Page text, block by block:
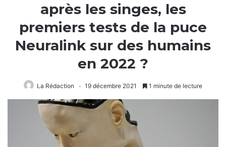
après les singes, les
premiers tests de la puce
Neuralink sur des humains
en 2022 ?
La Rédaction 19 décembre 2021 1 minute de lecture